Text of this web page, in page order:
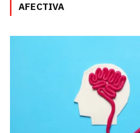
AFECTIVA